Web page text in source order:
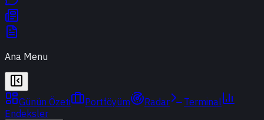
Ana Menu
Günün Özeti Portföyüm Radar
Terminal
Endeksler